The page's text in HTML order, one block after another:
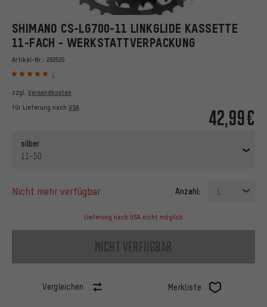
SHIMANO CS-LG700-11 LINKGLIDE KASSETTE
11-FACH - WERKSTATTVERPACKUNG
Artikel-Nr.: 292525
1
42,99€
zzgl. Versandkosten
für Lieferung nach USA
silber
11-50
nicht mehr verfügbar Anzahl: 1
Lieferung nach USA nicht möglich
nicht verfügbar
Vergleichen Merkliste